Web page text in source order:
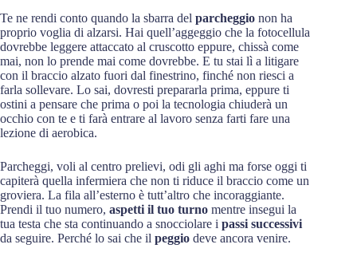
Te ne rendi conto quando la sbarra del parcheggio non ha
proprio voglia di alzarsi. Hai quell’aggeggio che la fotocellula
dovrebbe leggere attaccato al cruscotto eppure, chissà come
mai, non lo prende mai come dovrebbe. E tu stai lì a litigare
con il braccio alzato fuori dal finestrino, finché non riesci a
farla sollevare. Lo sai, dovresti prepararla prima, eppure ti
ostini a pensare che prima o poi la tecnologia chiuderà un
occhio con te e ti farà entrare al lavoro senza farti fare una
lezione di aerobica.
Parcheggi, voli al centro prelievi, odi gli aghi ma forse oggi ti
capiterà quella infermiera che non ti riduce il braccio come un
groviera. La fila all’esterno è tutt’altro che incoraggiante.
Prendi il tuo numero, aspetti il tuo turno mentre insegui la
tua testa che sta continuando a snocciolare i passi successivi
da seguire. Perché lo sai che il peggio deve ancora venire.